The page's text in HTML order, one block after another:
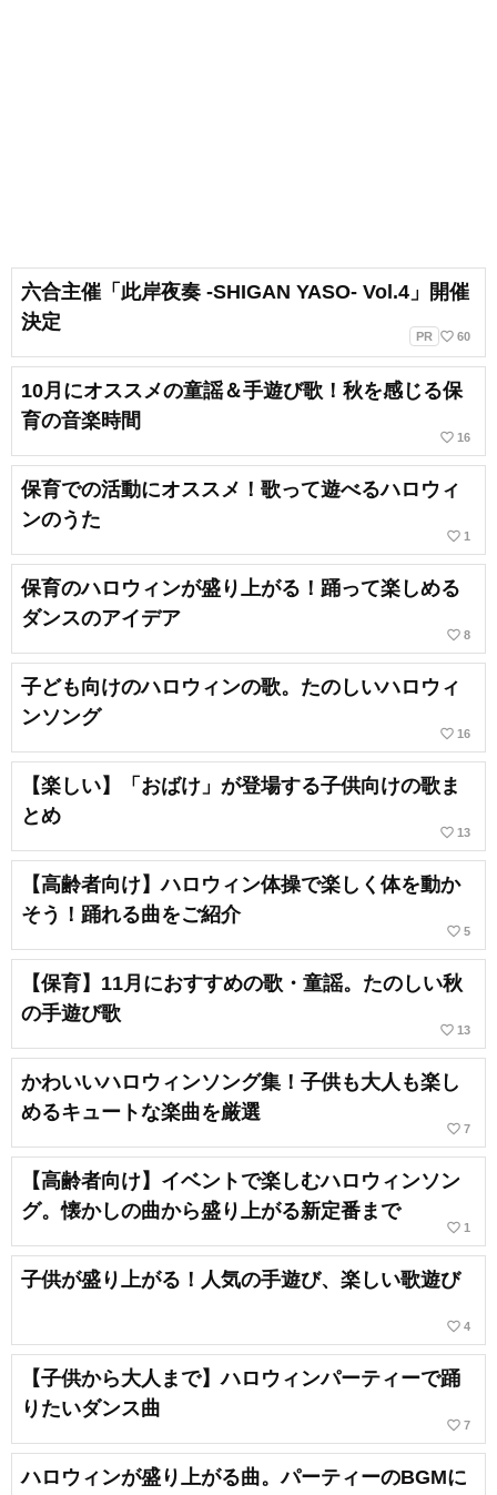
六合主催「此岸夜奏 -SHIGAN YASO- Vol.4」開催
決定
PR favorite_border 60
10月にオススメの童謡＆手遊び歌！秋を感じる保
育の音楽時間
favorite_border 16
保育での活動にオススメ！歌って遊べるハロウィ
ンのうた
favorite_border 1
保育のハロウィンが盛り上がる！踊って楽しめる
ダンスのアイデア
favorite_border 8
子ども向けのハロウィンの歌。たのしいハロウィ
ンソング
favorite_border 16
【楽しい】「おばけ」が登場する子供向けの歌ま
とめ
favorite_border 13
【高齢者向け】ハロウィン体操で楽しく体を動か
そう！踊れる曲をご紹介
favorite_border 5
【保育】11月におすすめの歌・童謡。たのしい秋
の手遊び歌
favorite_border 13
かわいいハロウィンソング集！子供も大人も楽し
めるキュートな楽曲を厳選
favorite_border 7
【高齢者向け】イベントで楽しむハロウィンソン
グ。懐かしの曲から盛り上がる新定番まで
favorite_border 1
子供が盛り上がる！人気の手遊び、楽しい歌遊び
favorite_border 4
【子供から大人まで】ハロウィンパーティーで踊
りたいダンス曲
favorite_border 7
ハロウィンが盛り上がる曲。パーティーのBGMに